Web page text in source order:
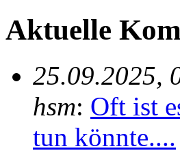
Aktuelle
25.09.2025,
hsm: Oft ist
tun könnte....